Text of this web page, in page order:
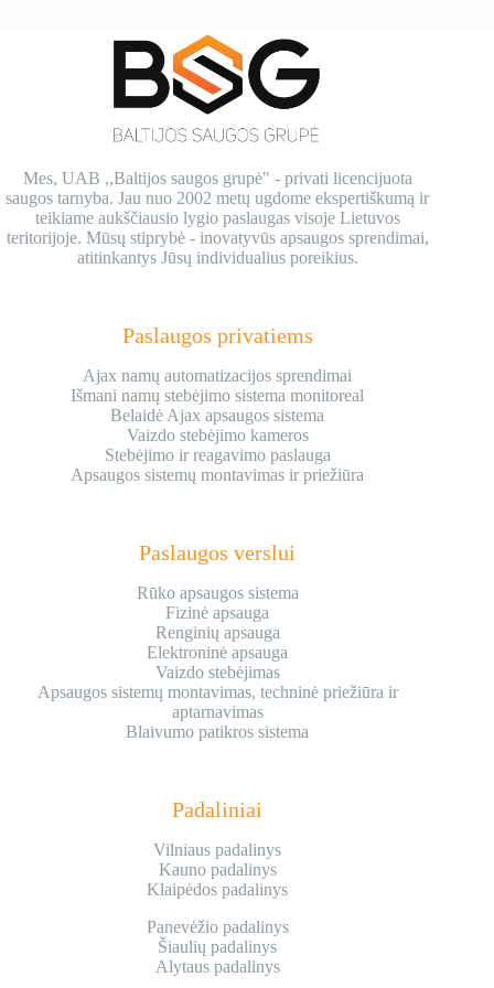
Mes, UAB ,,Baltijos saugos grupė" - privati licencijuota
saugos tarnyba. Jau nuo 2002 metų ugdome ekspertiškumą ir
teikiame aukščiausio lygio paslaugas visoje Lietuvos
teritorijoje. Mūsų stiprybė - inovatyvūs apsaugos sprendimai,
atitinkantys Jūsų individualius poreikius.
Paslaugos privatiems
Ajax namų automatizacijos sprendimai
Išmani namų stebėjimo sistema monitoreal
Belaidė Ajax apsaugos sistema
Vaizdo stebėjimo kameros
Stebėjimo ir reagavimo paslauga
Apsaugos sistemų montavimas ir priežiūra
Paslaugos verslui
Rūko apsaugos sistema
Fizinė apsauga
Renginių apsauga
Elektroninė apsauga
Vaizdo stebėjimas
Apsaugos sistemų montavimas, techninė priežiūra ir
aptarnavimas
Blaivumo patikros sistema
Padaliniai
Vilniaus padalinys
Kauno padalinys
Klaipėdos padalinys
Panevėžio padalinys
Šiaulių padalinys
Alytaus padalinys